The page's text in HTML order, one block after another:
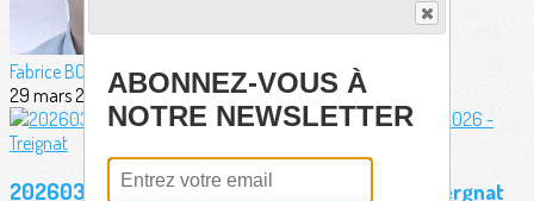
Fabrice BORDERIE
29 mars 2026
20260323 - Plan de tir officiel Grand Prix Auvergnat
ABONNEZ-VOUS À
NOTRE NEWSLETTER